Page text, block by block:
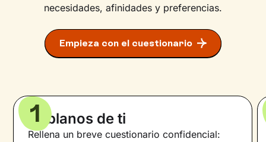
necesidades, afinidades y preferencias.
Empieza con el cuestionario
Háblanos de ti
Rellena un breve cuestionario confidencial:
1